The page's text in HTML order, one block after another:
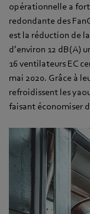
opérationnelle a
redondante des
est la réduction de
d’environ 12 dB(A)
16 ventilateurs EC
mai 2020. Grâce à
refroidissent les
faisant économiser